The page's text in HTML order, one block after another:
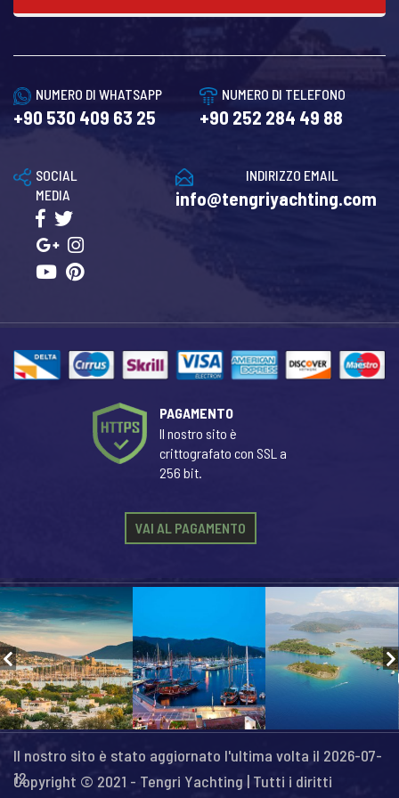
NUMERO DI WHATSAPP
+90 530 409 63 25
NUMERO DI TELEFONO
+90 252 284 49 88
INDIRIZZO EMAIL
info@tengriyachting.com
SOCIAL
MEDIA
PAGAMENTO
Il nostro sito è
crittografato con SSL a
256 bit.
VAI AL PAGAMENTO
Il nostro sito è stato aggiornato l'ultima volta il 2026-07-
12
Copyright © 2021 - Tengri Yachting | Tutti i diritti